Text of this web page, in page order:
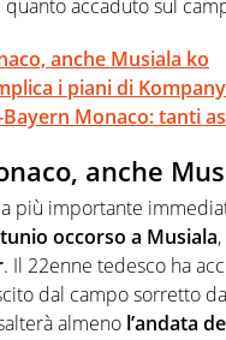
ed esclusivi.
accaduto sul
anche Musiala ko
i piani di Kompany
Monaco: tanti
anche
più importante
occorso a Musiala
. Il 22enne tedesco ha
dal campo sorretto
almeno l’andata